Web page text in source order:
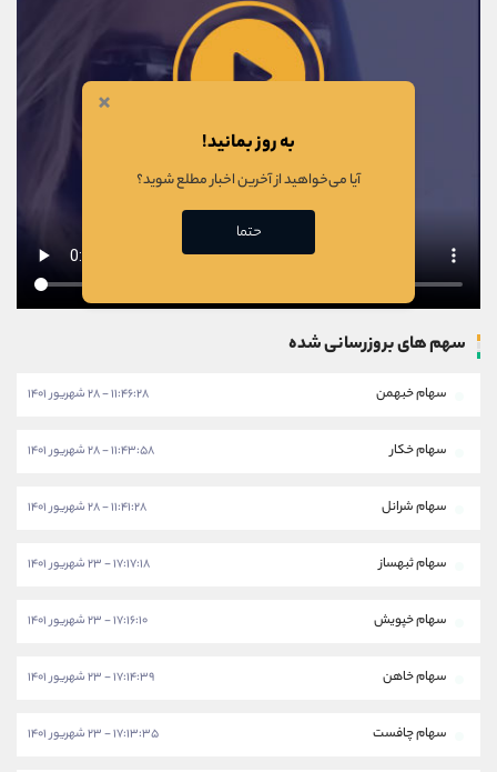
سهم های بروزرسانی شده
سهام خبهمن ۱۱:۴۶:۲۸ - ۲۸ شهریور ۱۴۰۱
سهام خکار ۱۱:۴۳:۵۸ - ۲۸ شهریور ۱۴۰۱
سهام شرانل ۱۱:۴۱:۲۸ - ۲۸ شهریور ۱۴۰۱
سهام ثبهساز ۱۷:۱۷:۱۸ - ۲۳ شهریور ۱۴۰۱
سهام خپویش ۱۷:۱۶:۱۰ - ۲۳ شهریور ۱۴۰۱
سهام خاهن ۱۷:۱۴:۳۹ - ۲۳ شهریور ۱۴۰۱
سهام چافست ۱۷:۱۳:۳۵ - ۲۳ شهریور ۱۴۰۱
×
به روز بمانید!
آیا می‌خواهید از آخرین اخبار مطلع شوید؟
حتما